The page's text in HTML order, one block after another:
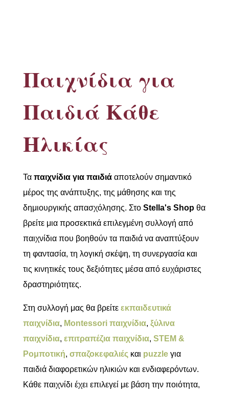
Παιχνίδια για
Παιδιά Κάθε
Ηλικίας
Τα παιχνίδια για παιδιάαποτελούν σημαντικό
μέρος της ανάπτυξης, της μάθησης και της
δημιουργικής απασχόλησης. Στο Stella's Shopθα
βρείτε μια προσεκτικά επιλεγμένη συλλογή από
παιχνίδια που βοηθούν τα παιδιά να αναπτύξουν
τη φαντασία, τη λογική σκέψη, τη συνεργασία και
τις κινητικές τους δεξιότητες μέσα από ευχάριστες
δραστηριότητες.
Στη συλλογή μας θα βρείτε εκπαιδευτικά
παιχνίδια, Montessori παιχνίδια, ξύλινα
παιχνίδια, επιτραπέζια παιχνίδια, STEM &
Ρομποτική, σπαζοκεφαλιές και puzzle για
παιδιά διαφορετικών ηλικιών και ενδιαφερόντων.
Κάθε παιχνίδι έχει επιλεγεί με βάση την ποιότητα,